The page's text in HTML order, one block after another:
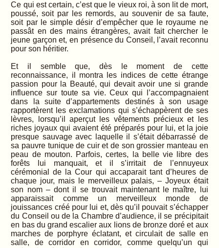
Ce qui est certain, c’est que le vieux roi, à son lit de mort,
poussé, soit par les remords, au souvenir de sa faute,
soit par le simple désir d’empêcher que le royaume ne
passât en des mains étrangères, avait fait chercher le
jeune garçon et, en présence du Conseil, l’avait reconnu
pour son héritier.
Et il semble que, dès le moment de cette
reconnaissance, il montra les indices de cette étrange
passion pour la Beauté, qui devait avoir une si grande
influence sur toute sa vie. Ceux qui l’accompagnaient
dans la suite d’appartements destinés à son usage
rapportèrent les exclamations qui s’échappèrent de ses
lèvres, lorsqu’il aperçut les vêtements précieux et les
riches joyaux qui avaient été préparés pour lui, et la joie
presque sauvage avec laquelle il s’était débarrassé de
sa pauvre tunique de cuir et de son grossier manteau en
peau de mouton. Parfois, certes, la belle vie libre des
forêts lui manquait, et il s’irritait de l’ennuyeux
cérémonial de la Cour qui accaparait tant d’heures de
chaque jour, mais le merveilleux palais, – Joyeux était
son nom – dont il se trouvait maintenant le maître, lui
apparaissait comme un merveilleux monde de
jouissances créé pour lui et, dès qu’il pouvait s’échapper
du Conseil ou de la Chambre d’audience, il se précipitait
en bas du grand escalier aux lions de bronze doré et aux
marches de porphyre éclatant, et circulait de salle en
salle, de corridor en corridor, comme quelqu’un qui